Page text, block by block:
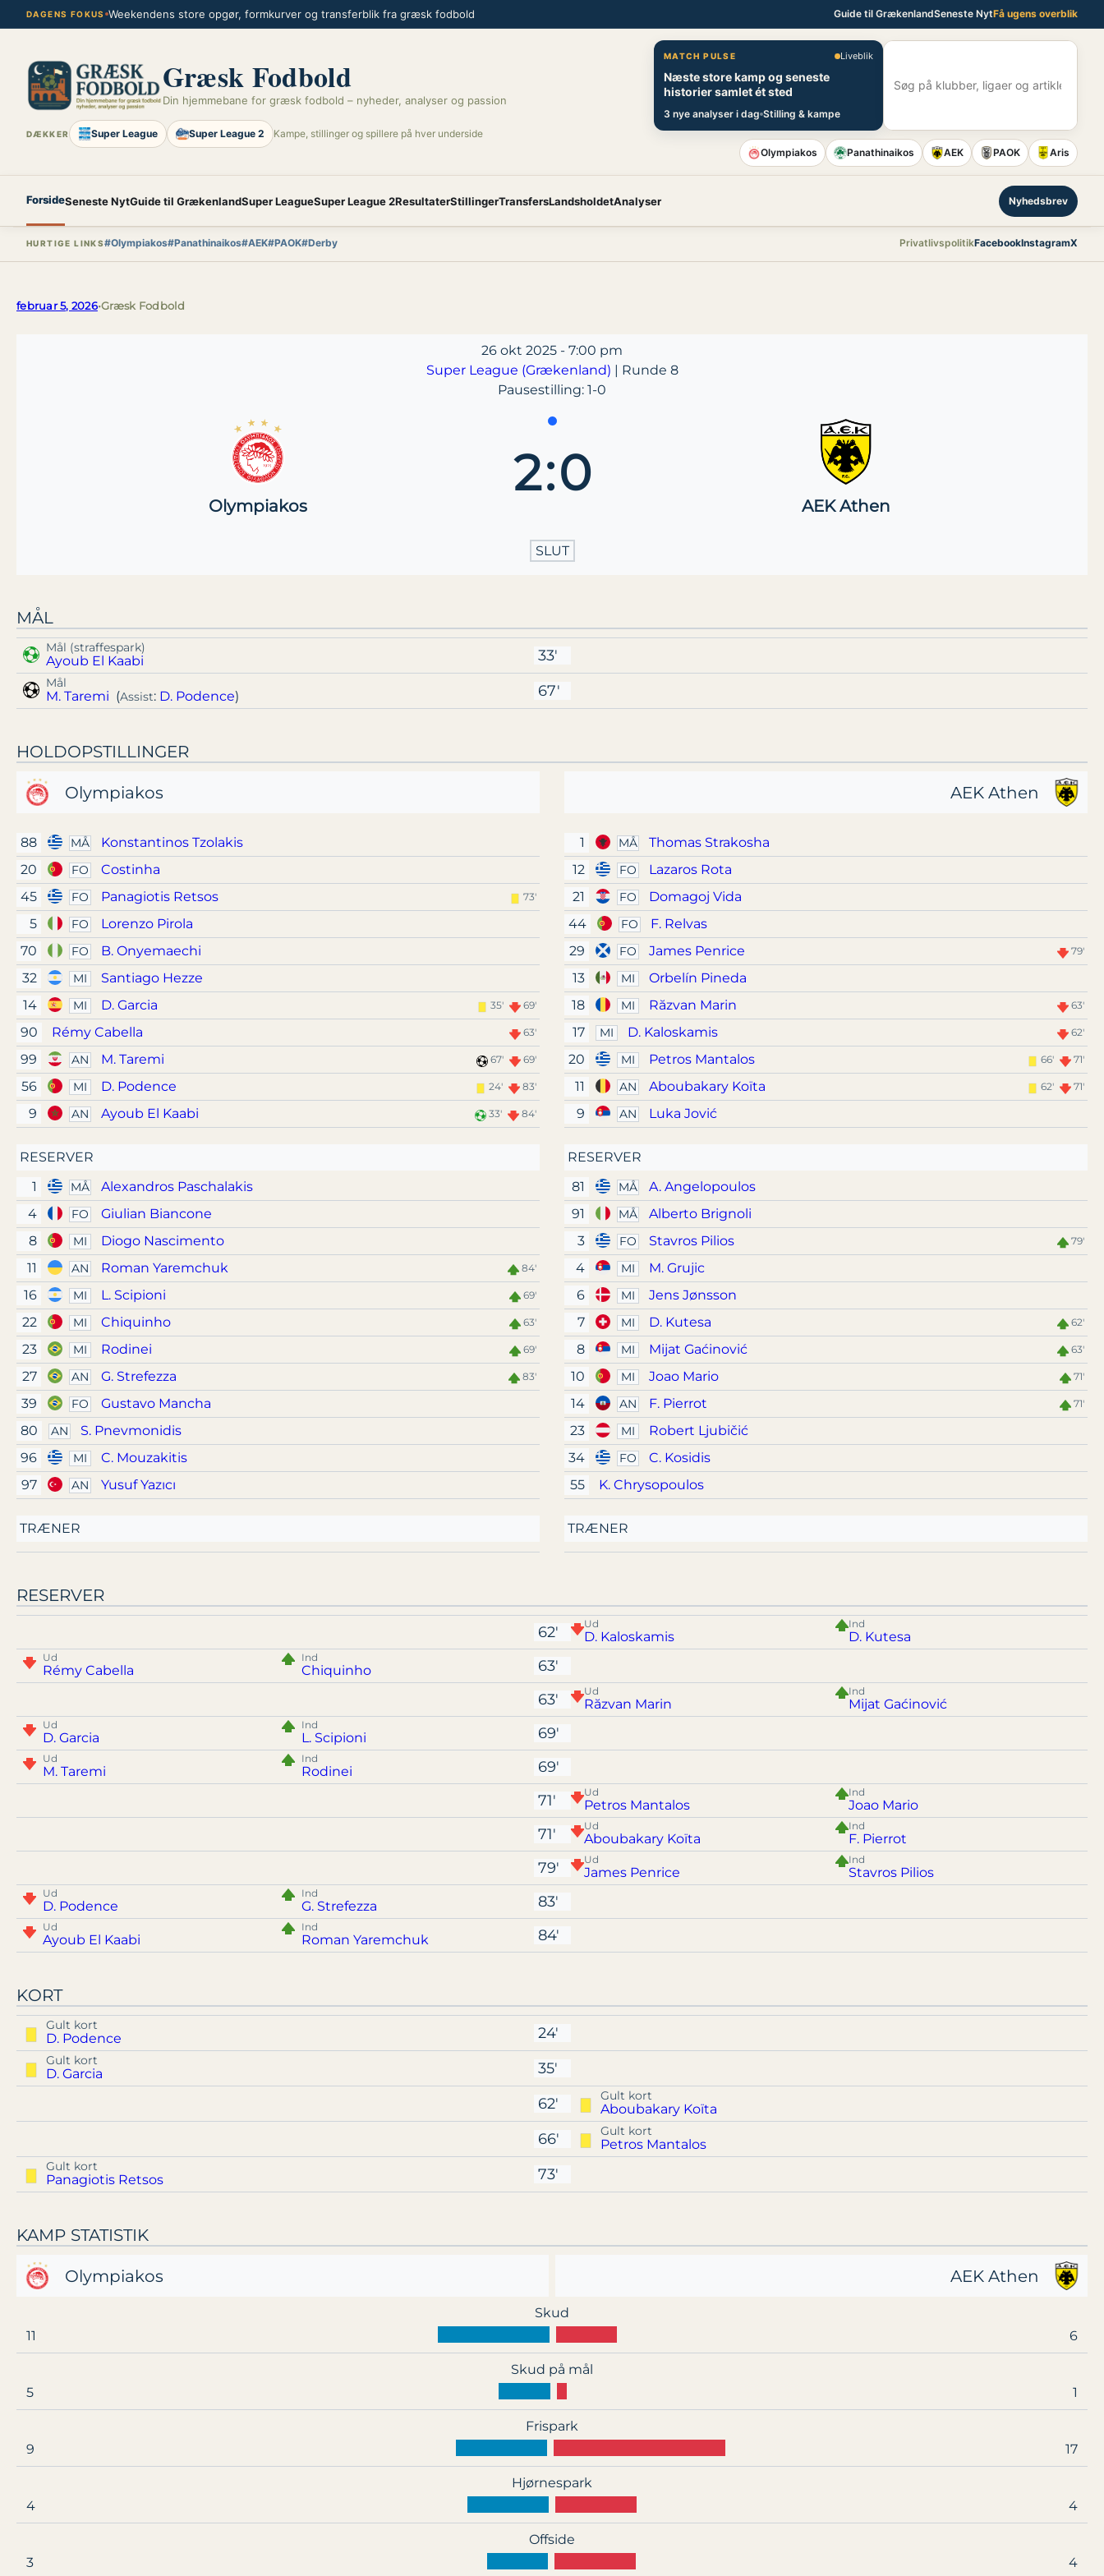
Spring
til
DAGENS FOKUS Weekendens store opgør, formkurver og transferblik fra græsk fodbold Guide til GrækenlandSeneste NytFå ugens overblik
Græsk Fodbold
Din hjemmebane for græsk fodbold – nyheder, analyser og passion
DÆKKER Super League Super League 2 Kampe, stillinger og spillere på hver underside
MATCH PULSE Liveblik
Næste store kamp og seneste
historier samlet ét sted
3 nye analyser i dag Stilling & kampe
Olympiakos Panathinaikos AEK PAOK Aris
ForsideSeneste NytGuide til GrækenlandSuper LeagueSuper League 2ResultaterStillingerTransfersLandsholdetAnalyser Nyhedsbrev
HURTIGE LINKS#Olympiakos#Panathinaikos#AEK#PAOK#Derby PrivatlivspolitikFacebookInstagramX
februar 5, 2026•Græsk Fodbold
26 okt 2025 - 7:00 pm
Super League (Grækenland) | Runde 8
Pausestilling: 1-0
Olympiakos
2:0
AEK Athen
SLUT
MÅL
Mål (straffespark)
Ayoub El Kaabi 33'
Mål
M. Taremi (Assist: D. Podence) 67'
HOLDOPSTILLINGER
Olympiakos
88 MÅ
Konstantinos Tzolakis
20
FO
Costinha
45
FO Panagiotis Retsos 73'
5 FO
Lorenzo Pirola
70
FO
B. Onyemaechi
32
MI
Santiago Hezze
14
MI D. Garcia 35' 69'
90 Rémy Cabella 63'
99 AN M. Taremi 67' 69'
56 MI D. Podence 24' 83'
9 AN Ayoub El Kaabi 33' 84'
RESERVER
1
MÅ
Alexandros Paschalakis
4
FO
Giulian Biancone
8
MI
Diogo Nascimento
11
AN Roman Yaremchuk 84'
16 MI L. Scipioni 69'
22 MI Chiquinho 63'
23 MI Rodinei 69'
27 AN G. Strefezza 83'
39 FO
Gustavo Mancha
80
AN
S. Pnevmonidis
96
MI
C. Mouzakitis
97
AN Yusuf Yazıcı
TRÆNER
AEK Athen
1 MÅ
Thomas Strakosha
12
FO
Lazaros Rota
21
FO
Domagoj Vida
44
FO
F. Relvas
29
FO James Penrice 79'
13 MI
Orbelín Pineda
18
MI Răzvan Marin 63'
17 MI D. Kaloskamis 62'
20 MI Petros Mantalos 66' 71'
11 AN Aboubakary Koïta 62' 71'
9 AN Luka Jović
RESERVER
81
MÅ
A. Angelopoulos
91
MÅ
Alberto Brignoli
3
FO Stavros Pilios 79'
4 MI
M. Grujic
6
MI
Jens Jønsson
7
MI D. Kutesa 62'
8 MI Mijat Gaćinović 63'
10 MI Joao Mario 71'
14 AN F. Pierrot 71'
23 MI
Robert Ljubičić
34
FO
C. Kosidis
55
K. Chrysopoulos
TRÆNER
RESERVER
62' Ud
D. Kaloskamis
Ind
D. Kutesa
Ud
Rémy Cabella
Ind
Chiquinho
63'
63'
Ud
Răzvan Marin
Ind
Mijat Gaćinović
Ud
D. Garcia
Ind
L. Scipioni 69'
Ud
M. Taremi
Ind
Rodinei
69'
71'
Ud
Petros Mantalos
Ind
Joao Mario
71' Ud
Aboubakary Koïta
Ind
F. Pierrot
79' Ud
James Penrice
Ind
Stavros Pilios
Ud
D. Podence
Ind
G. Strefezza 83'
Ud
Ayoub El Kaabi
Ind
Roman Yaremchuk 84'
KORT
Gult kort
D. Podence 24'
Gult kort
D. Garcia
35'
62'
Gult kort
Aboubakary Koïta
66' Gult kort
Petros Mantalos
Gult kort
Panagiotis Retsos 73'
KAMP STATISTIK
Olympiakos AEK Athen
Skud
11
6
Skud på mål
5
1
Frispark
9
17
Hjørnespark
4
4
Offside
3
4